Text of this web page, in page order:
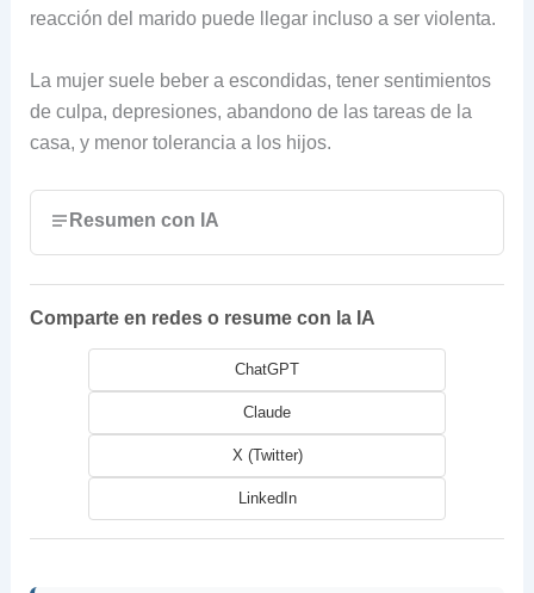
reacción del marido puede llegar incluso a ser violenta.
La mujer suele beber a escondidas, tener sentimientos
de culpa, depresiones, abandono de las tareas de la
casa, y menor tolerancia a los hijos.
Resumen con IA
Comparte en redes o resume con la IA
ChatGPT
Claude
X (Twitter)
LinkedIn